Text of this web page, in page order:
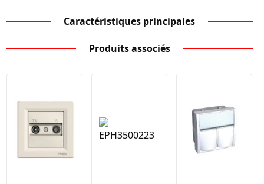
Caractéristiques principales
Produits associés